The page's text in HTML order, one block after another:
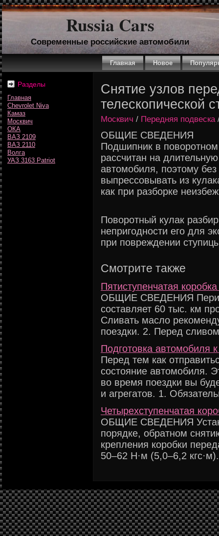
Russia Cars
Современные российские автомобили
Главная Новое
Разделы
Главная
Chevrolet Niva
Камаз
Москвич
ОКА
ВАЗ 2109
ВАЗ 2110
Волга
УАЗ 3163 Patriot
Снятие узлов
телескопической
Москвич / Передняя подвеска
ОБЩИЕ СВЕДЕНИЯ
Подшипник в
рассчитан на
автомобиля, поэтому
выпрессовывать из
как при разборке
Поворотный кулак
непригодности его для
при повреждении
Смотрите также
Пятиступенчатая
ОБЩИЕ СВЕДЕНИЯ
составляет 60 тыс. км
Сливать масло
поездки. 2. Перед
Подготовка автомобиля
Перед тем как
состояние автомобиля.
во время поездки вы
и агрегатов. 1.
Четырехступенчатая
ОБЩИЕ СВЕДЕНИЯ
порядке, обратном
крепления коробки
50–62 Н·м (5,0–6,2